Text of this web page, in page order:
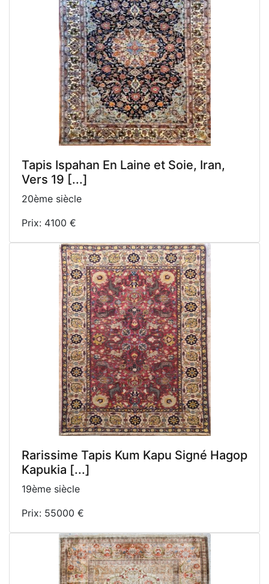
Tapis Ispahan En Laine et Soie, Iran,
Vers 19 [...]
20ème siècle
Prix: 4100 €
Rarissime Tapis Kum Kapu Signé Hagop
Kapukia [...]
19ème siècle
Prix: 55000 €